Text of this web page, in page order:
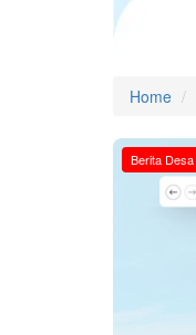
Home
Berita Desa